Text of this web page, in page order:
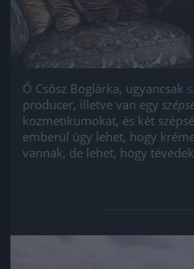
Ő Csősz Boglárka, ugyancsak
producer, illetve van egy
kozmetikumokat, és két
emberül úgy lehet, hogy
vannak, de lehet, hogy